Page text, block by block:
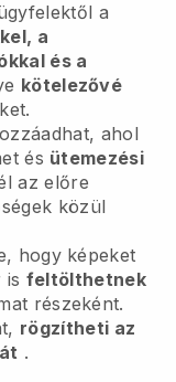
a
a
és a
kötelezővé
ahol
és ütemezési
az előre
közül
hogy képeket
is feltölthetnek
részeként.
rögzítheti az
.